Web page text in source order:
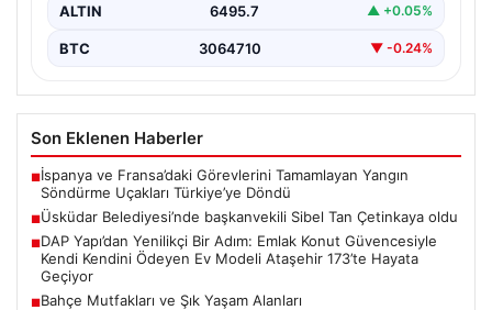
ALTIN 6495.7 ▲ +0.05%
BTC 3064710 ▼ -0.24%
Son Eklenen Haberler
■İspanya ve Fransa’daki Görevlerini Tamamlayan Yangın
Söndürme Uçakları Türkiye’ye Döndü
■Üsküdar Belediyesi’nde başkanvekili Sibel Tan Çetinkaya oldu
■DAP Yapı’dan Yenilikçi Bir Adım: Emlak Konut Güvencesiyle
Kendi Kendini Ödeyen Ev Modeli Ataşehir 173’te Hayata
Geçiyor
■Bahçe Mutfakları ve Şık Yaşam Alanları